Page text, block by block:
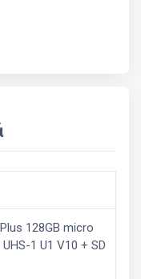
128GB micro
1 U1 V10 + SD